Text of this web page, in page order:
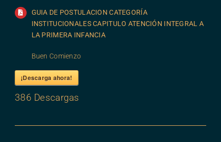
GUIA DE POSTULACION CATEGORÍA
INSTITUCIONALES CAPITULO ATENCIÓN INTEGRAL A
LA PRIMERA INFANCIA
Buen Comienzo
¡Descarga ahora!
386 Descargas